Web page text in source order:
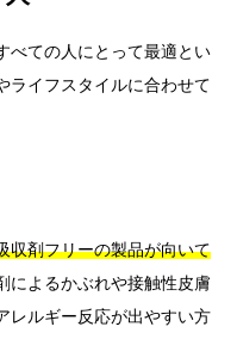
べての人にとって最適とい
ライフスタイルに合わせて
収剤フリーの製品が向いて
によるかぶれや接触性皮膚
レルギー反応が出やすい方